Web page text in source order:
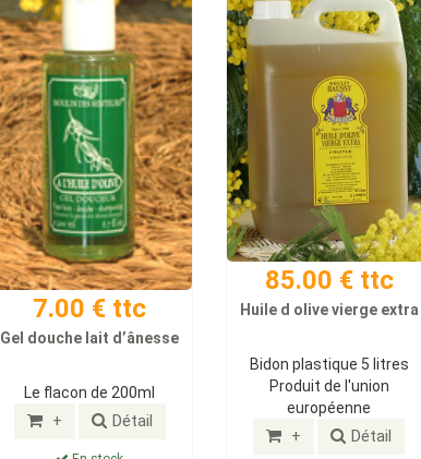
7.00 € ttc
Gel douche lait d’ânesse
Le flacon de 200ml
+ Détail
85.00 € ttc
Huile d olive vierge extra
Bidon plastique 5 litres
Produit de l'union
européenne
+ Détail